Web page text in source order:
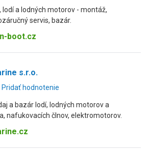
lodí a lodných motorov - montáž,
servis, bazár.
boot.cz
s.r.o.
Pridať hodnotenie
a bazár lodí, lodných motorov a
nafukovacích člnov, elektromotorov.